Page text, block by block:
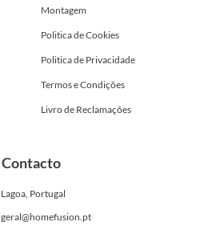
Montagem
Politica de Cookies
Politica de Privacidade
Termos e Condições
Livro de Reclamações
Contacto
Lagoa, Portugal
geral@homefusion.pt